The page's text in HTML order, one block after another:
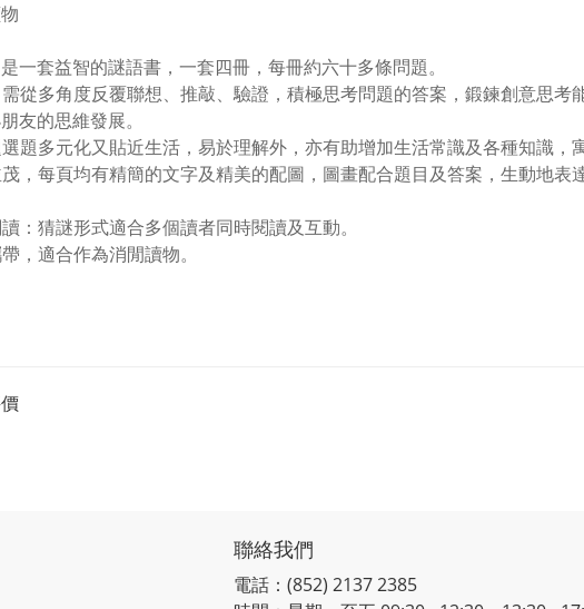
是一套益智的謎語書，一套四冊，每冊約六十多條問題。
從多角度反覆聯想、推敲、驗證，積極思考問題的答案，鍛鍊創意思考
友的思維發展。
題多元化又貼近生活，易於理解外，亦有助增加生活常識及各種知識，
，每頁均有精簡的文字及精美的配圖，圖畫配合題目及答案，生動地表
：猜謎形式適合多個讀者同時閱讀及互動。
，適合作為消閒讀物。
聯絡我們
電話：(852) 2137 2385